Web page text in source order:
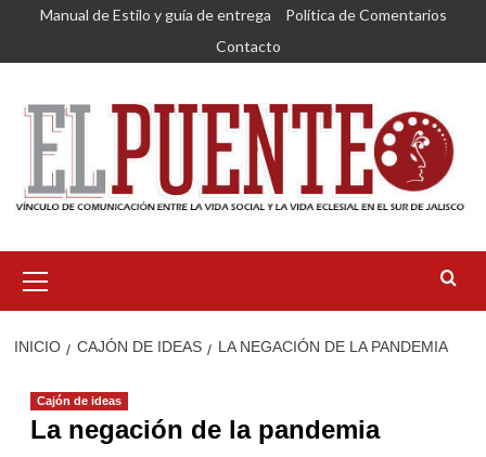
Saltar
contenido
Manual de Estilo y guía de entrega
Política de Comentarios
Contacto
primario
INICIO CAJÓN DE IDEAS LA NEGACIÓN DE LA PANDEMIA
Cajón de ideas
La negación de la pandemia